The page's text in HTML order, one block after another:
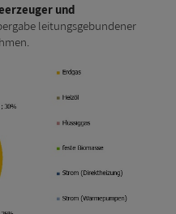
und
leitungsgebundener